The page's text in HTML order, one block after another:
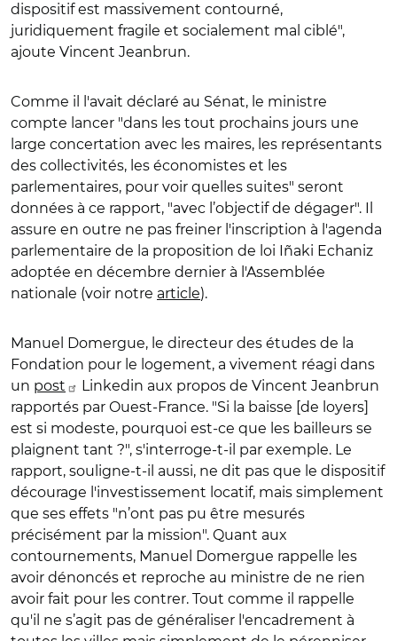
dispositif est massivement contourné,
juridiquement fragile et socialement mal ciblé",
ajoute Vincent Jeanbrun.
Comme il l'avait déclaré au Sénat, le ministre
compte lancer "dans les tout prochains jours une
large concertation avec les maires, les représentants
des collectivités, les économistes et les
parlementaires, pour voir quelles suites" seront
données à ce rapport, "avec l’objectif de dégager". Il
assure en outre ne pas freiner l'inscription à l'agenda
parlementaire de la proposition de loi Iñaki Echaniz
adoptée en décembre dernier à l'Assemblée
nationale (voir notre article).
Manuel Domergue, le directeur des études de la
Fondation pour le logement, a vivement réagi dans
un post
Linkedin aux propos de Vincent Jeanbrun
rapportés par Ouest-France. "Si la baisse [de loyers]
est si modeste, pourquoi est-ce que les bailleurs se
plaignent tant ?", s'interroge-t-il par exemple. Le
rapport, souligne-t-il aussi, ne dit pas que le dispositif
décourage l'investissement locatif, mais simplement
que ses effets "n’ont pas pu être mesurés
précisément par la mission". Quant aux
contournements, Manuel Domergue rappelle les
avoir dénoncés et reproche au ministre de ne rien
avoir fait pour les contrer. Tout comme il rappelle
qu'il ne s’agit pas de généraliser l'encadrement à